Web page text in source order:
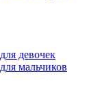
девочек
мальчиков